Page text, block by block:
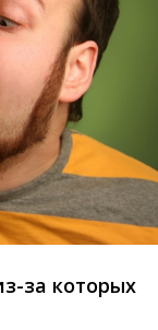
за которых